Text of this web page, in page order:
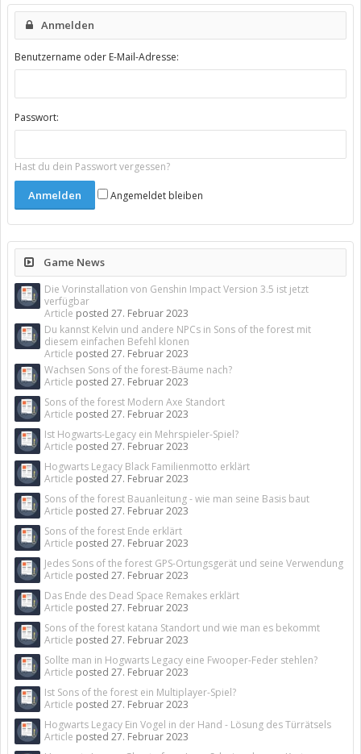
Anmelden
Benutzername oder E-Mail-Adresse:
Passwort:
Hast du dein Passwort vergessen?
Angemeldet bleiben
Game News
Die Vorinstallation von Genshin Impact Version 3.5 ist jetzt
verfügbar
Article posted 27. Februar 2023
Du kannst Kelvin und andere NPCs in Sons of the forest mit
diesem einfachen Befehl klonen
Article posted 27. Februar 2023
Wachsen Sons of the forest-Bäume nach?
Article posted 27. Februar 2023
Sons of the forest Modern Axe Standort
Article posted 27. Februar 2023
Ist Hogwarts-Legacy ein Mehrspieler-Spiel?
Article posted 27. Februar 2023
Hogwarts Legacy Black Familienmotto erklärt
Article posted 27. Februar 2023
Sons of the forest Bauanleitung - wie man seine Basis baut
Article posted 27. Februar 2023
Sons of the forest Ende erklärt
Article posted 27. Februar 2023
Jedes Sons of the forest GPS-Ortungsgerät und seine Verwendung
Article posted 27. Februar 2023
Das Ende des Dead Space Remakes erklärt
Article posted 27. Februar 2023
Sons of the forest katana Standort und wie man es bekommt
Article posted 27. Februar 2023
Sollte man in Hogwarts Legacy eine Fwooper-Feder stehlen?
Article posted 27. Februar 2023
Ist Sons of the forest ein Multiplayer-Spiel?
Article posted 27. Februar 2023
Hogwarts Legacy Ein Vogel in der Hand - Lösung des Türrätsels
Article posted 27. Februar 2023